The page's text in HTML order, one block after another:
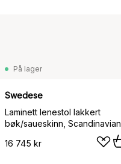
På lager
Swedese
Laminett lenestol lakkert
bøk/saueskinn, Scandinavian
16 745 kr